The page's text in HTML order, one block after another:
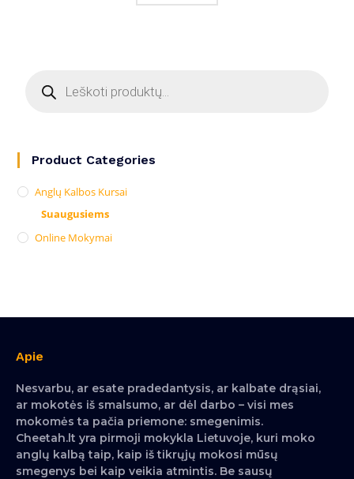
Product Categories
Anglų Kalbos Kursai
Suaugusiems
Online Mokymai
Apie
Nesvarbu, ar esate pradedantysis, ar kalbate drąsiai,
ar mokotės iš smalsumo, ar dėl darbo – visi mes
mokomės ta pačia priemone: smegenimis.
Cheetah.lt yra pirmoji mokykla Lietuvoje, kuri moko
anglų kalbą taip, kaip iš tikrųjų mokosi mūsų
smegenys bei kaip veikia atmintis. Be sausų